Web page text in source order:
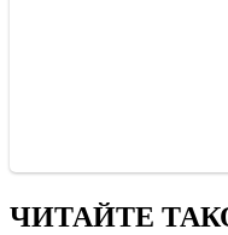
ЧИТАЙТЕ